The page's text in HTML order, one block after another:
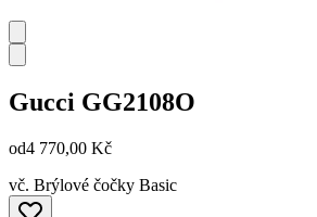
Gucci GG2108O
od4 770,00 Kč
vč. Brýlové čočky Basic